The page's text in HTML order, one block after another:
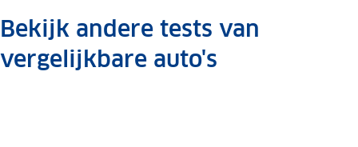
Bekijk andere tests van
vergelijkbare auto's